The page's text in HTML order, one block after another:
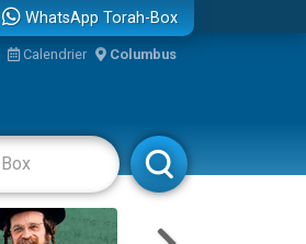
WhatsApp Torah-Box
Calendrier Columbus
Rabbanim